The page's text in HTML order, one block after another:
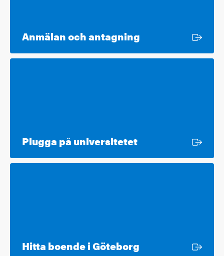
Anmälan och antagning Extern länk
Plugga på universitetetExtern länk
Hitta boende i Göteborg Extern länk